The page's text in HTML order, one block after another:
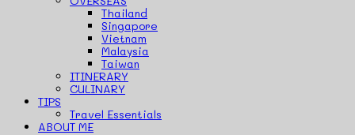
Thailand
Singapore
Vietnam
Malaysia
Taiwan
ITINERARY
CULINARY
TIPS
Travel Essentials
ABOUT ME